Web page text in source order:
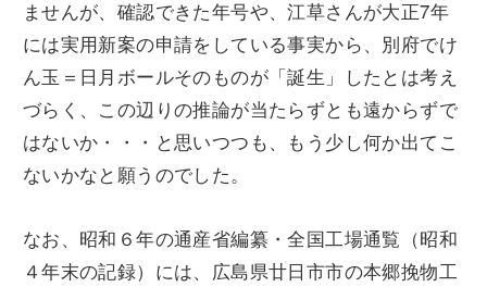
ませんが、確認できた年号や、江草さんが大正7年
には実用新案の申請をしている事実から、別府でけ
ん玉＝日月ボールそのものが「誕生」したとは考え
づらく、この辺りの推論が当たらずとも遠からずで
はないか・・・と思いつつも、もう少し何か出てこ
ないかなと願うのでした。
なお、昭和６年の通産省編纂・全国工場通覧（昭和
４年末の記録）には、広島県廿日市市の本郷挽物工